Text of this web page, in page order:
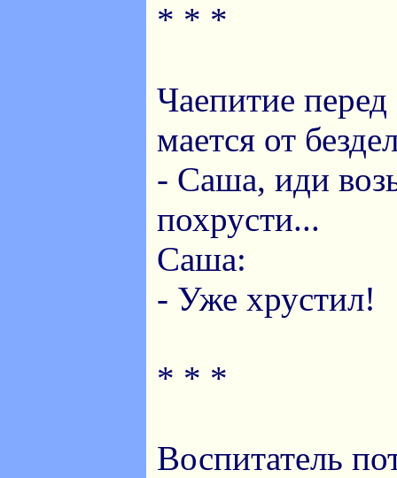
* * *
Чаепитие
мается от
- Саша, иди
похрусти...
Саша:
- Уже хрустил!
* * *
Воспитатель